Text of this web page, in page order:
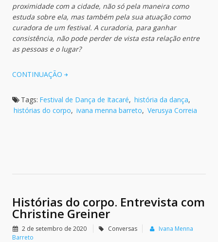
proximidade com a cidade, não só pela maneira como
estuda sobre ela, mas também pela sua atuação como
curadora de um festival. A curadoria, para ganhar
consistência, não pode perder de vista esta relação entre
as pessoas e o lugar?
CONTINUAÇÃO
Tags: Festival de Dança de Itacaré, história da dança,
histórias do corpo, ivana menna barreto, Verusya Correia
Histórias do corpo. Entrevista com
Christine Greiner
2 de setembro de 2020 Conversas
Ivana Menna
Barreto